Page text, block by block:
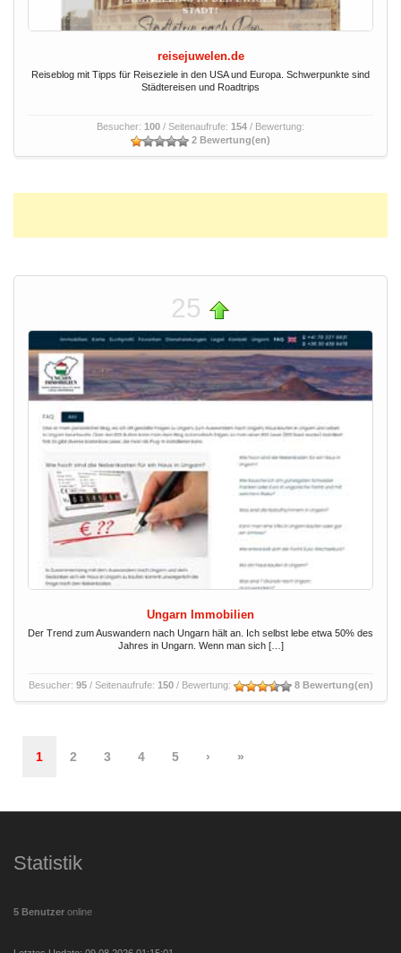
reisejuwelen.de
Reiseblog mit Tipps für Reiseziele in den USA und Europa. Schwerpunkte sind
Städtereisen und Roadtrips
Besucher: 100 / Seitenaufrufe: 154 / Bewertung:
2 Bewertung(en)
25
Ungarn Immobilien
Der Trend zum Auswandern nach Ungarn hält an. Ich selbst lebe etwa 50% des
Jahres in Ungarn. Wenn man sich […]
Besucher: 95/ Seitenaufrufe: 150/ Bewertung: 8 Bewertung(en)
1 2 3 4 5 › »
Statistik
5 Benutzer online